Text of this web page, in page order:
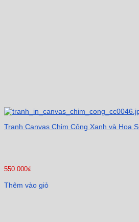
Tranh Canvas Chim Công Xanh và Hoa
550.000₫
Thêm vào giỏ